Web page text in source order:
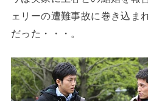
ェリーの遭難事故に巻き込ま
だった・・・。